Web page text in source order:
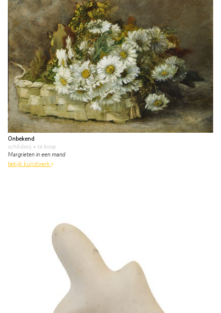
Onbekend
schilderij • te koop
Margrieten in een mand
bekijk kunstwerk